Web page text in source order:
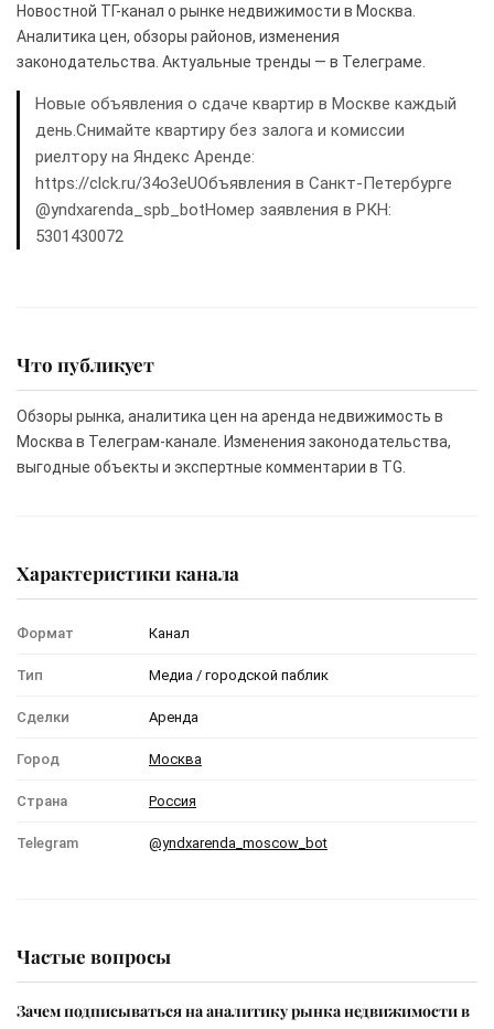
Новостной ТГ-канал о рынке недвижимости в Москва.
Аналитика цен, обзоры районов, изменения
законодательства. Актуальные тренды — в Телеграме.
Новые объявления о сдаче квартир в Москве каждый
день.Снимайте квартиру без залога и комиссии
риелтору на Яндекс Аренде:
https://clck.ru/34o3eUОбъявления в Санкт-Петербурге
@yndxarenda_spb_botНомер заявления в РКН:
5301430072
Что публикует
Обзоры рынка, аналитика цен на аренда недвижимость в
Москва в Телеграм-канале. Изменения законодательства,
выгодные объекты и экспертные комментарии в TG.
Характеристики канала
Формат Канал
Тип Медиа / городской паблик
Сделки Аренда
Город Москва
Страна Россия
Telegram @yndxarenda_moscow_bot
Частые вопросы
Зачем подписываться на аналитику рынка недвижимости в